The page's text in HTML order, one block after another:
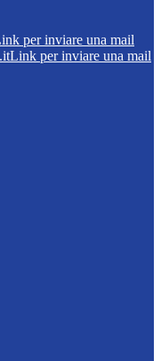
per inviare una mail
Link per inviare una mail